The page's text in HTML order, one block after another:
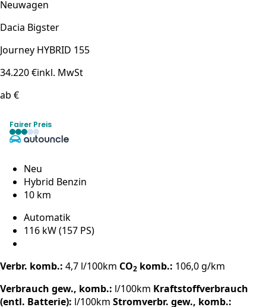
Neuwagen
Dacia Bigster
Journey HYBRID 155
34.220 €inkl. MwSt
ab €
Fairer Preis
Neu
Hybrid Benzin
10 km
Automatik
116 kW (157 PS)
Verbr. komb.: 4,7 l/100km CO2 komb.: 106,0 g/km
Verbrauch gew., komb.: l/100km Kraftstoffverbrauch
(entl. Batterie): l/100km Stromverbr. gew., komb.: